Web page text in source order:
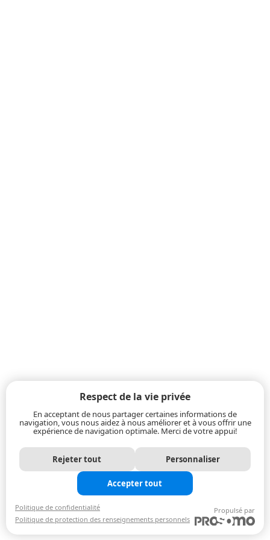
Respect de la vie privée
En acceptant de nous partager certaines informations de
navigation, vous nous aidez à nous améliorer et à vous offrir une
expérience de navigation optimale. Merci de votre appui!
Rejeter tout Personnaliser
Accepter tout
Politique de confidentialité
Politique de protection des renseignements personnels
Propulsé par